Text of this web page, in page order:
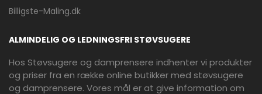
Billigste-Maling.dk
ALMINDELIG OG LEDNINGSFRI STØVSUGERE
Hos Støvsugere og damprensere indhenter vi produkter
og priser fra en række online butikker med støvsugere
og damprensere. Vores mål er at give information om